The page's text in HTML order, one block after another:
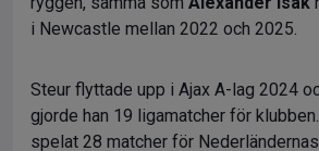
i Newcastle mellan 2022 och 2025.
Steur flyttade upp i Ajax A-lag 2024
gjorde han 19 ligamatcher för
spelat 28 matcher för